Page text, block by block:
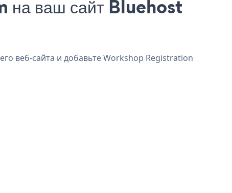
на ваш сайт Bluehost
веб-сайта и добавьте Workshop Registration